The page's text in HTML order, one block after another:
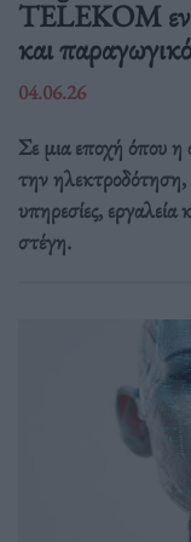
TELEKOM
και
04.06.26
Σε μια εποχή όπου η
την
υπηρεσίες,
στέγη.